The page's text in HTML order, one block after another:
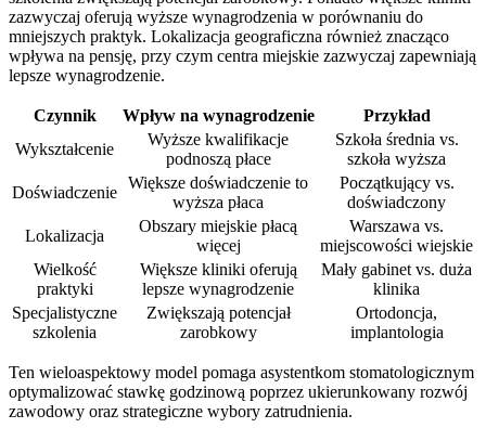
zazwyczaj oferują wyższe wynagrodzenia w porównaniu do
mniejszych praktyk. Lokalizacja geograficzna również znacząco
wpływa na pensję, przy czym centra miejskie zazwyczaj zapewniają
lepsze wynagrodzenie.
Czynnik Wpływ na wynagrodzenie
Przykład
Wykształcenie
Wyższe kwalifikacje
podnoszą płace
Szkoła średnia vs.
szkoła wyższa
Doświadczenie
Większe doświadczenie to
wyższa płaca
Początkujący vs.
doświadczony
Lokalizacja
Obszary miejskie płacą
więcej
Warszawa vs.
miejscowości wiejskie
Wielkość
praktyki
Większe kliniki oferują
lepsze wynagrodzenie
Mały gabinet vs. duża
klinika
Specjalistyczne
szkolenia
Zwiększają potencjał
zarobkowy
Ortodoncja,
implantologia
Ten wieloaspektowy model pomaga asystentkom stomatologicznym
optymalizować stawkę godzinową poprzez ukierunkowany rozwój
zawodowy oraz strategiczne wybory zatrudnienia.